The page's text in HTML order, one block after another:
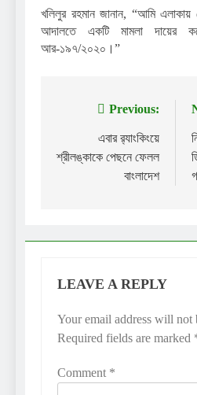
খলিলুর রহমান জানান, “আমি এলাকায়
আদালতে একটি মামলা দায়ের
আর-১৯৭/২০২০।”
navigation
Previous:
এবার র‌্যাংকিংয়ে
শ্রীলঙ্কাকে পেছনে ফেলল
বাংলাদেশ
LEAVE A REPLY
Your email address will not
Required fields are marked
Comment *